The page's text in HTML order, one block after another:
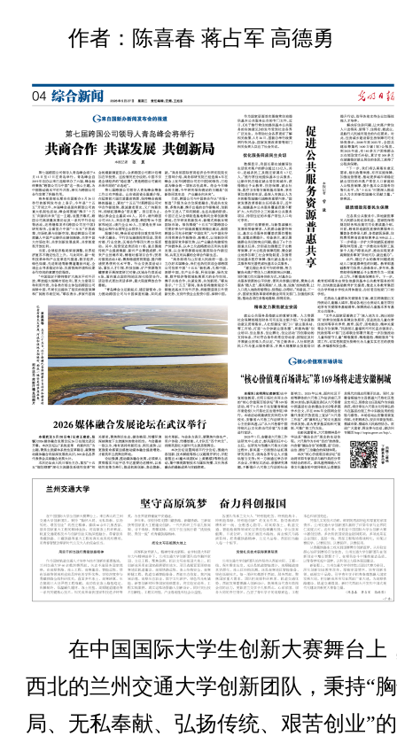
作者：陈喜春 蒋占军 高德勇
在中国国际大学生创新大赛舞台上
西北的兰州交通大学创新团队，秉持“
局、无私奉献、弘扬传统、艰苦创业”